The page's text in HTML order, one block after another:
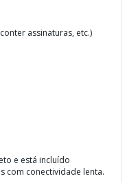
assinaturas, etc.)
e está incluído
com conectividade lenta.